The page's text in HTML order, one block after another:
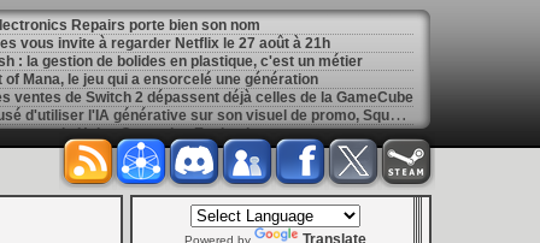
Repairs porte bien son nom
vous invite à regarder Netflix le 27 août à 21h
: la gestion de bolides en plastique, c'est un métier
Mana, le jeu qui a ensorcelé une génération
ventes de Switch 2 dépassent déjà celles de la GameCube
[
GK] Kingdom Hearts : accusé d'utiliser l'IA générative sur son visuel de promo, Square Enix invoque « l'erreur humaine »
autour de Halo : Campaign Evolved
[
GK] Inspiré par System Shock 2 et Doom 3, le FPS DERELIKT veut vous foutre la trouille à la fin 2026
l’affichage emblématique de la Game Boy
Éclatants » arriveront sur Switch 2 en octobre
[
LS] [XB360] Xbox360BadUpdate v1.3 l'exploit Xbox 360 gagne en fiabilité et ajoute un mode de récupération
: après un accueil mitigé, Game Freak va revoir sa copie
Powered by Translate